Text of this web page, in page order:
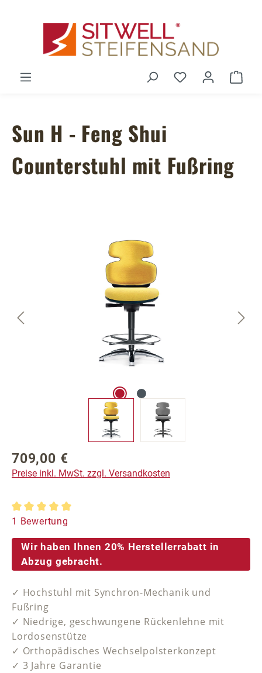
Du hast 0
Sun H - Feng Shui
Counterstuhl mit Fußring
Bildergalerie überspringen
Regulärer Preis:
709,00 €
Preise inkl. MwSt. zzgl. Versandkosten
Durchschnittliche Bewertung von 5 von 5 Sternen
1 Bewertung
Wir haben Ihnen 20% Herstellerrabatt in
Abzug gebracht.
✓ Hochstuhl mit Synchron-Mechanik und
Fußring
✓ Niedrige, geschwungene Rückenlehne mit
Lordosenstütze
✓ Orthopädisches Wechselpolsterkonzept
✓ 3 Jahre Garantie